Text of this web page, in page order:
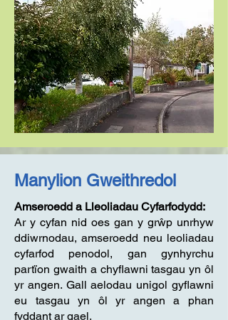
Manylion Gweithredol
Amseroedd a Lleoliadau Cyfarfodydd:
Ar y cyfan nid oes gan y grŵp unrhyw
ddiwrnodau, amseroedd neu leoliadau
cyfarfod penodol, gan gynhyrchu
partïon gwaith a chyflawni tasgau yn ôl
yr angen. Gall aelodau unigol gyflawni
eu tasgau yn ôl yr angen a phan
fyddant ar gael.